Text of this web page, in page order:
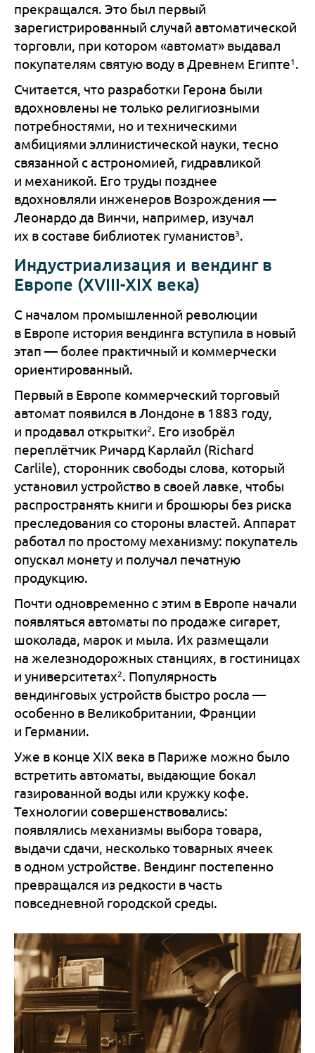
прекращался. Это был первый
зарегистрированный случай автоматической
торговли, при котором «автомат» выдавал
покупателям святую воду в Древнем Египте1 .
Считается, что разработки Герона были
вдохновлены не только религиозными
потребностями, но и техническими
амбициями эллинистической науки, тесно
связанной с астрономией, гидравликой
и механикой. Его труды позднее
вдохновляли инженеров Возрождения —
Леонардо да Винчи, например, изучал
их в составе библиотек гуманистов3.
Индустриализация и вендинг в
Европе (XVIII-XIX века)
С началом промышленной революции
в Европе история вендинга вступила в новый
этап — более практичный и коммерчески
ориентированный.
Первый в Европе коммерческий торговый
автомат появился в Лондоне в 1883 году,
и продавал открытки2. Его изобрёл
переплётчик Ричард Карлайл (Richard
Carlile), сторонник свободы слова, который
установил устройство в своей лавке, чтобы
распространять книги и брошюры без риска
преследования со стороны властей. Аппарат
работал по простому механизму: покупатель
опускал монету и получал печатную
продукцию.
Почти одновременно с этим в Европе начали
появляться автоматы по продаже сигарет,
шоколада, марок и мыла. Их размещали
на железнодорожных станциях, в гостиницах
и университетах2. Популярность
вендинговых устройств быстро росла —
особенно в Великобритании, Франции
и Германии.
Уже в конце XIX века в Париже можно было
встретить автоматы, выдающие бокал
газированной воды или кружку кофе.
Технологии совершенствовались:
появлялись механизмы выбора товара,
выдачи сдачи, несколько товарных ячеек
в одном устройстве. Вендинг постепенно
превращался из редкости в часть
повседневной городской среды.